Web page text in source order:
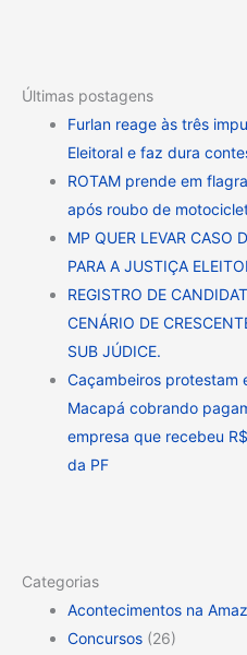
Últimas postagens
Furlan reage às três
Eleitoral e faz dura
ROTAM prende em
após roubo de
MP QUER LEVAR CASO
PARA A JUSTIÇA
REGISTRO DE
CENÁRIO DE
SUB JÚDICE.
Caçambeiros protestam
Macapá cobrando
empresa que recebeu
da PF
Categorias
Acontecimentos na
Concursos (26)